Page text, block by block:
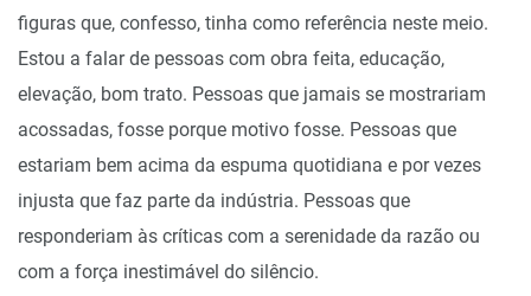
figuras que, confesso, tinha como referência neste meio.
Estou a falar de pessoas com obra feita, educação,
elevação, bom trato. Pessoas que jamais se mostrariam
acossadas, fosse porque motivo fosse. Pessoas que
estariam bem acima da espuma quotidiana e por vezes
injusta que faz parte da indústria. Pessoas que
responderiam às críticas com a serenidade da razão ou
com a força inestimável do silêncio.